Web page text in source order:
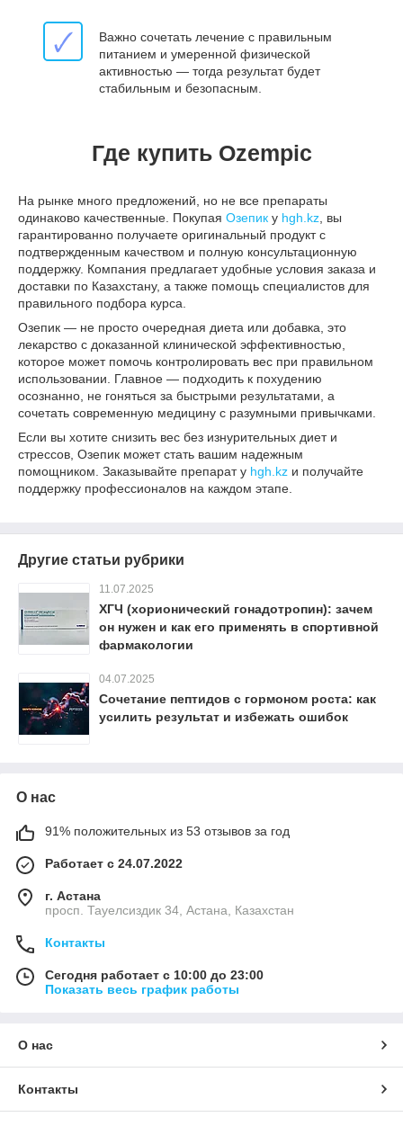
🗸
Важно сочетать лечение с правильным
питанием и умеренной физической
активностью — тогда результат будет
стабильным и безопасным.
Где купить Ozempic
На рынке много предложений, но не все препараты
одинаково качественные. Покупая Озепик у hgh.kz , вы
гарантированно получаете оригинальный продукт с
подтвержденным качеством и полную консультационную
поддержку. Компания предлагает удобные условия заказа и
доставки по Казахстану, а также помощь специалистов для
правильного подбора курса.
Озепик — не просто очередная диета или добавка, это
лекарство с доказанной клинической эффективностью,
которое может помочь контролировать вес при правильном
использовании. Главное — подходить к похудению
осознанно, не гоняться за быстрыми результатами, а
сочетать современную медицину с разумными привычками.
Если вы хотите снизить вес без изнурительных диет и
стрессов, Озепик может стать вашим надежным
помощником. Заказывайте препарат у hgh.kz и получайте
поддержку профессионалов на каждом этапе.
Другие статьи рубрики
11.07.2025
ХГЧ (хорионический гонадотропин): зачем
он нужен и как его применять в спортивной
фармакологии
04.07.2025
Сочетание пептидов с гормоном роста: как
усилить результат и избежать ошибок
О нас
91% положительных из 53 отзывов за год
Работает с 24.07.2022
г. Астана
просп. Тауелсиздик 34, Астана, Казахстан
Контакты
Сегодня работает с 10:00 до 23:00
Показать весь график работы
О нас
Контакты